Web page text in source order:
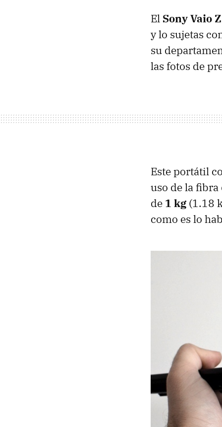
El Sony Vaio Z
y lo sujetas
su
las fotos de
Este portátil
uso de la fibra
de 1 kg (1.18
como es lo